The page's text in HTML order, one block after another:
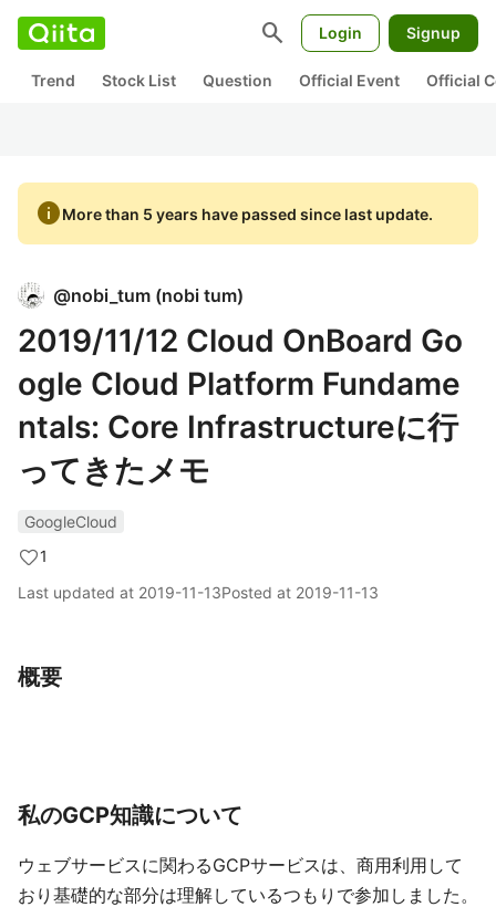
search Login Signup
Trend Stock List Question Official Event Official
infoMore than 5 years have passed since last update.
@nobi_tum (nobi tum)
2019/11/12 Cloud OnBoard Go
ogle Cloud Platform Fundame
ntals: Core Infrastructureに行
ってきたメモ
GoogleCloud
1
Last updated at 2019-11-13Posted at 2019-11-13
概要
私のGCP知識について
ウェブサービスに関わるGCPサービスは、商用利用して
おり基礎的な部分は理解しているつもりで参加しました。